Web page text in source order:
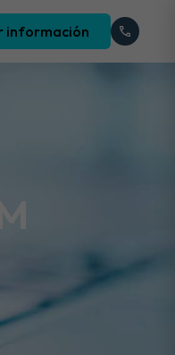
información